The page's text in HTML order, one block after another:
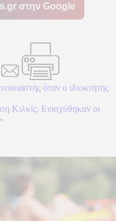
στην Google
όταν ο ιδιοκτήτης
Κιλκίς: Ενισχύθηκαν οι
»